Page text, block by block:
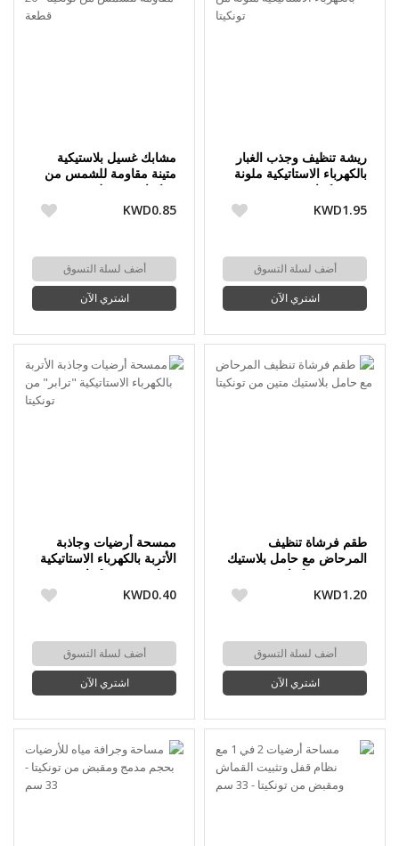
ريشة تنظيف وجذب الغبار
بالكهرباء الاستاتيكية ملونة
من تونكيتا
KWD1.95
أضف لسلة التسوق
اشتري الآن
مشابك غسيل بلاستيكية
متينة مقاومة للشمس من
تونكيتا - 20 قطعة
KWD0.85
أضف لسلة التسوق
اشتري الآن
طقم فرشاة تنظيف
المرحاض مع حامل بلاستيك
متين من تونكيتا
KWD1.20
أضف لسلة التسوق
اشتري الآن
ممسحة أرضيات وجاذبة
الأتربة بالكهرباء الاستاتيكية
"ترابر" من تونكيتا
KWD0.40
أضف لسلة التسوق
اشتري الآن